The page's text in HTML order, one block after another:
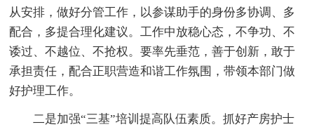
从安排，做好分管工作，以参谋助手的身份多协调、多
配合，多提合理化建议。工作中放稳心态，不争功、不
诿过、不越位、不抢权。要率先垂范，善于创新，敢于
承担责任，配合正职营造和谐工作氛围，带领本部门做
好护理工作。
二是加强“三基”培训提高队伍素质。抓好产房护士